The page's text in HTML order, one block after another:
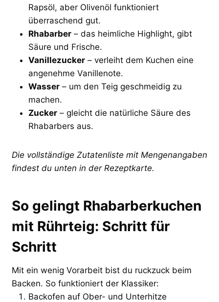
Rapsöl, aber Olivenöl funktioniert
überraschend gut.
Rhabarber – das heimliche Highlight, gibt
Säure und Frische.
Vanillezucker – verleiht dem Kuchen eine
angenehme Vanillenote.
Wasser – um den Teig geschmeidig zu
machen.
Zucker – gleicht die natürliche Säure des
Rhabarbers aus.
Die vollständige Zutatenliste mit Mengenangaben
findest du unten in der Rezeptkarte.
So gelingt Rhabarberkuchen
mit Rührteig: Schritt für
Schritt
Mit ein wenig Vorarbeit bist du ruckzuck beim
Backen. So funktioniert der Klassiker:
Backofen auf Ober- und Unterhitze